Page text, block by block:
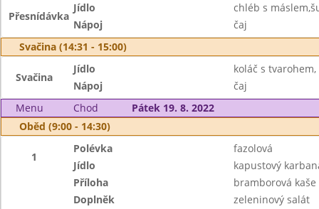
Přesnídávka
Jídlo
chléb s
Nápoj
čaj
Svačina (14:31 - 15:00)
Svačina
Jídlo
koláč s tvarohem,
Nápoj
čaj
Menu
Chod
Pátek 19. 8. 2022
Oběd (9:00 - 14:30)
1
Polévka
fazolová
Jídlo
kapustový
Příloha
bramborová kaše
Doplněk
zeleninový salát